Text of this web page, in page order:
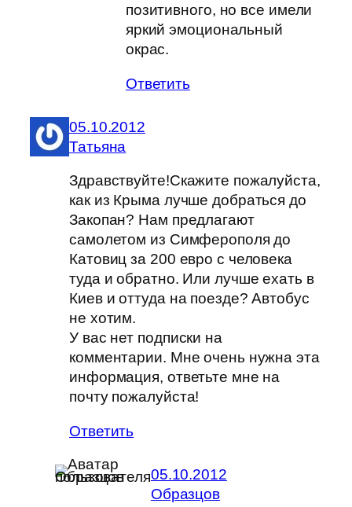
позитивного, но все имели
яркий эмоциональный
окрас.
Ответить
05.10.2012
Татьяна
Здравствуйте!Скажите пожалуйста,
как из Крыма лучше добраться до
Закопан? Нам предлагают
самолетом из Симферополя до
Катовиц за 200 евро с человека
туда и обратно. Или лучше ехать в
Киев и оттуда на поезде? Автобус
не хотим.
У вас нет подписки на
комментарии. Мне очень нужна эта
информация, ответьте мне на
почту пожалуйста!
Ответить
05.10.2012
Образцов